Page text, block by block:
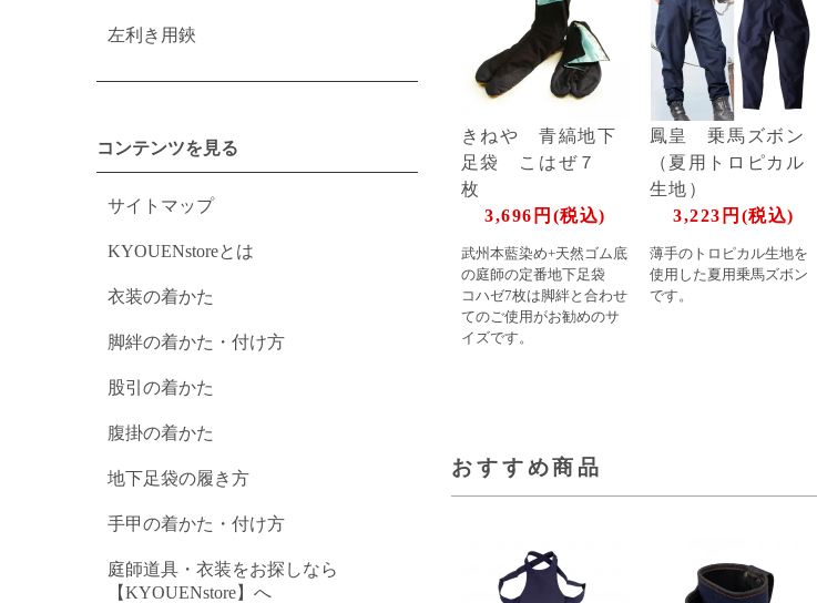
きねや 青縞地下
足袋 こはぜ７
枚
3,696円(税込)
武州本藍染め+天然ゴム底
の庭師の定番地下足袋
コハゼ7枚は脚絆と合わせ
てのご使用がお勧めのサ
イズです。
鳳皇 乗馬ズボン
（夏用トロピカル
生地）
3,223円(税込)
薄手のトロピカル生地を
使用した夏用乗馬ズボン
です。
おすすめ商品
左利き用鋏
コンテンツを見る
サイトマップ
KYOUENstoreとは
衣装の着かた
脚絆の着かた・付け方
股引の着かた
腹掛の着かた
地下足袋の履き方
手甲の着かた・付け方
庭師道具・衣装をお探しなら
【KYOUENstore】へ